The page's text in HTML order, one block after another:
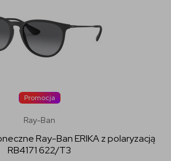
Promocja
Ray-Ban
Ray-Ban ERIKA z polaryzacją
RB4171 622/T3